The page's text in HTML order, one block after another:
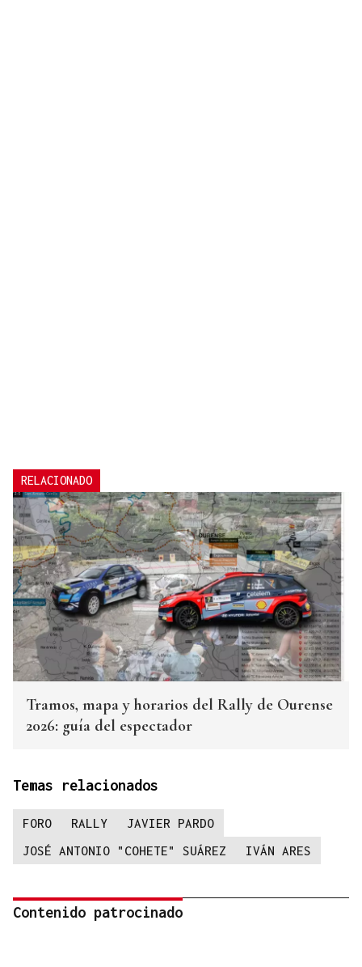
RELACIONADO
Tramos, mapa y horarios del Rally de Ourense
2026: guía del espectador
Temas relacionados
FORO RALLY
JAVIER PARDO
JOSÉ ANTONIO "COHETE" SUÁREZ
IVÁN ARES
Contenido patrocinado